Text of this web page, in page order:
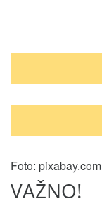
Кретање
Foto: pixabay.com
VAŽNO!